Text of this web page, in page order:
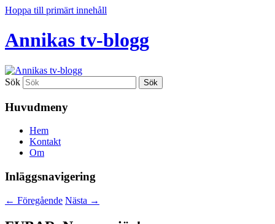
Hoppa till primärt innehåll
Annikas tv-blogg
Sök
Huvudmeny
Hem
Kontakt
Om
Inläggsnavigering
← Föregående Nästa →